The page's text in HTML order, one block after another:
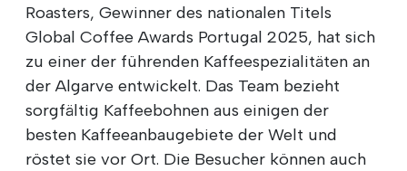
Roasters, Gewinner des nationalen Titels
Global Coffee Awards Portugal 2025, hat sich
zu einer der führenden Kaffeespezialitäten an
der Algarve entwickelt. Das Team bezieht
sorgfältig Kaffeebohnen aus einigen der
besten Kaffeeanbaugebiete der Welt und
röstet sie vor Ort. Die Besucher können auch